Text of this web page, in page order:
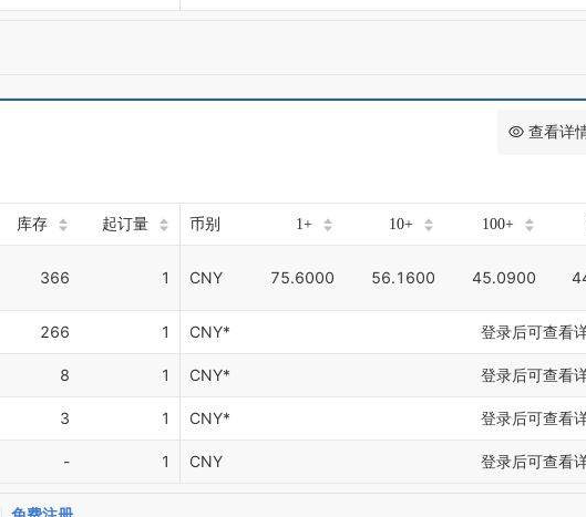
查看详
库存 起订量 币别 1+ 10+ 100+
366 1 CNY 75.6000 56.1600 45.0900
266 1 CNY* 登录后可查看
8 1 CNY* 登录后可查看
3 1 CNY* 登录后可查看
- 1 CNY 登录后可查看